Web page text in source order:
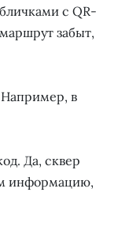
с QR-
забыт,
в
Да, сквер
информацию,